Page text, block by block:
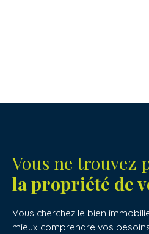
Vous ne trouvez
la propriété de
Vous cherchez le bien
mieux comprendre vos